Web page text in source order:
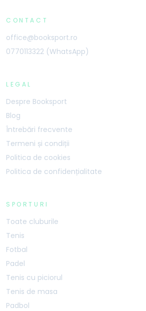
CONTACT
office@booksport.ro
0770113322 (WhatsApp)
LEGAL
Despre Booksport
Blog
Întrebări frecvente
Termeni și condiții
Politica de cookies
Politica de confidențialitate
SPORTURI
Toate cluburile
Tenis
Fotbal
Padel
Tenis cu piciorul
Tenis de masa
Padbol